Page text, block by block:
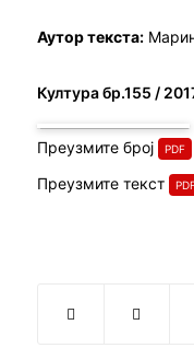
Аутор текста:
Култура бр.155 /
Преузмите број
Преузмите текст